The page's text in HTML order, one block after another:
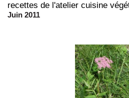
recettes de l'atelier cuisine
Juin 2011